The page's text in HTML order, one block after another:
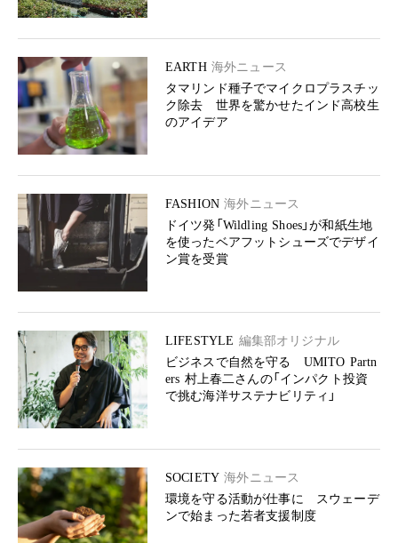
EARTH 海外ニュース
タマリンド種子でマイクロプラスチッ
ク除去 世界を驚かせたインド高校生
のアイデア
FASHION 海外ニュース
ドイツ発「Wildling Shoes」が和紙生地
を使ったベアフットシューズでデザイ
ン賞を受賞
LIFESTYLE 編集部オリジナル
ビジネスで自然を守る UMITO Partn
ers 村上春二さんの「インパクト投資
で挑む海洋サステナビリティ」
SOCIETY 海外ニュース
環境を守る活動が仕事に スウェーデ
ンで始まった若者支援制度